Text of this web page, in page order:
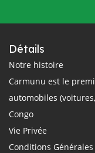
Détails
Notre histoire
Carmunu est le
automobiles
Congo
Vie Privée
Conditions Générales